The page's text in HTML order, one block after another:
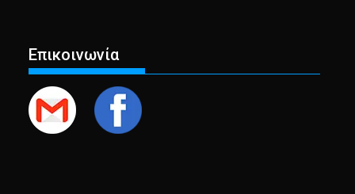
Επικοινωνία